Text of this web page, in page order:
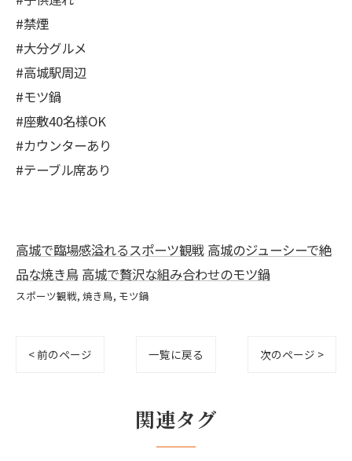
#禁煙
#大分グルメ
#高城駅周辺
#モツ鍋
#座敷40名様OK
#カウンターあり
#テーブル席あり
高城で臨場感溢れるスポーツ観戦 高城のジューシーで絶
品な焼き鳥 高城で贅沢な組み合わせのモツ鍋
スポーツ観戦 焼き鳥 モツ鍋
< 前のページ 一覧に戻る 次のページ >
関連タグ